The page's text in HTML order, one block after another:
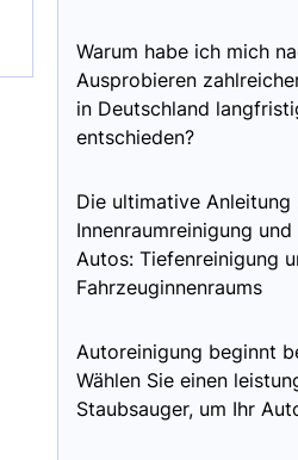
Warum habe ich mich
Ausprobieren
in Deutschland
entschieden?
Die ultimative Anleitung
Innenraumreinigung
Autos: Tiefenreinigung
Fahrzeuginnenraums
Autoreinigung beginnt
Wählen Sie einen
Staubsauger, um Ihr